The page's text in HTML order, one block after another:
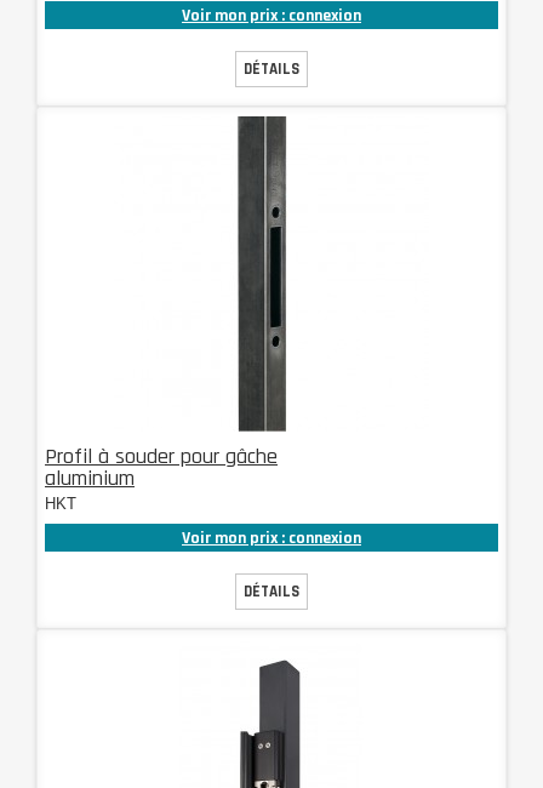
Voir mon prix : connexion
DÉTAILS
Profil à souder pour gâche
aluminium
HKT
Voir mon prix : connexion
DÉTAILS